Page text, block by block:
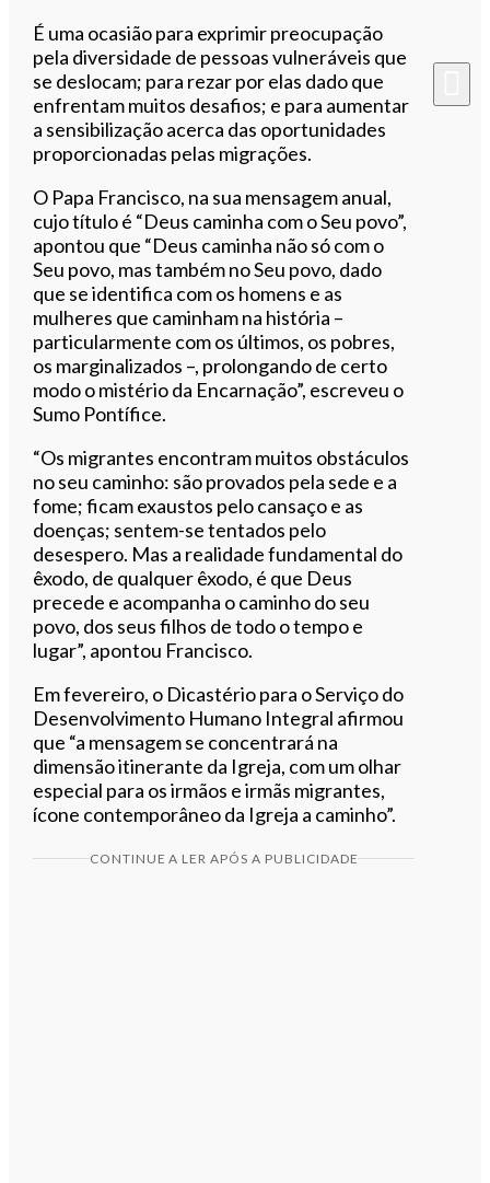
É uma ocasião para exprimir preocupação
pela diversidade de pessoas vulneráveis que
se deslocam; para rezar por elas dado que
enfrentam muitos desafios; e para aumentar
a sensibilização acerca das oportunidades
proporcionadas pelas migrações.
O Papa Francisco, na sua mensagem anual,
cujo título é “Deus caminha com o Seu povo”,
apontou que “Deus caminha não só com o
Seu povo, mas também no Seu povo, dado
que se identifica com os homens e as
mulheres que caminham na história –
particularmente com os últimos, os pobres,
os marginalizados –, prolongando de certo
modo o mistério da Encarnação”, escreveu o
Sumo Pontífice.
“Os migrantes encontram muitos obstáculos
no seu caminho: são provados pela sede e a
fome; ficam exaustos pelo cansaço e as
doenças; sentem-se tentados pelo
desespero. Mas a realidade fundamental do
êxodo, de qualquer êxodo, é que Deus
precede e acompanha o caminho do seu
povo, dos seus filhos de todo o tempo e
lugar”, apontou Francisco.
Em fevereiro, o Dicastério para o Serviço do
Desenvolvimento Humano Integral afirmou
que “a mensagem se concentrará na
dimensão itinerante da Igreja, com um olhar
especial para os irmãos e irmãs migrantes,
ícone contemporâneo da Igreja a caminho”.
CONTINUE A LER APÓS A PUBLICIDADE